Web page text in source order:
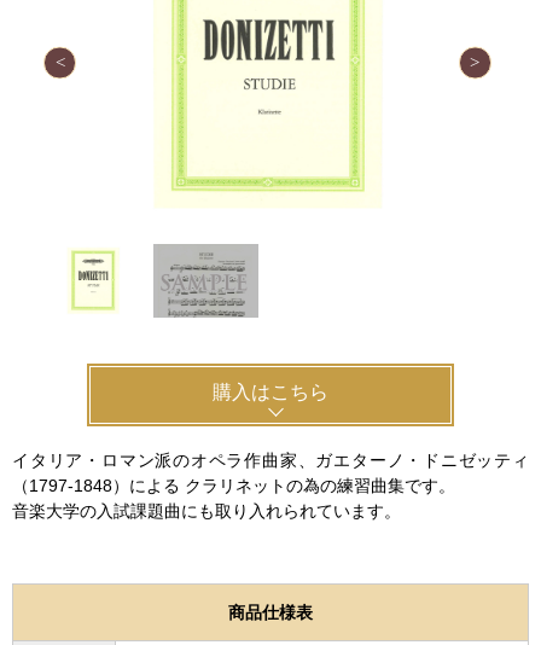
購入はこちら
イタリア・ロマン派のオペラ作曲家、ガエターノ・ドニゼッティ
（1797-1848）による クラリネットの為の練習曲集です。
音楽大学の入試課題曲にも取り入れられています。
商品仕様表
新規会員登録
ご利用ガイド
よくあるご質問 会社紹介
特定商取引法 プライバシー・ポリシー